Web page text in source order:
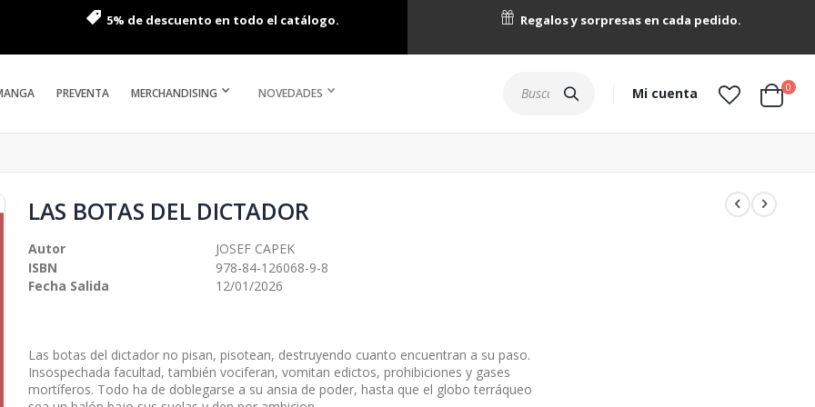
5% de descuento en todo el catálogo. Regalos y sorpresas en cada pedido.
PREVENTA MERCHANDISING NOVEDADES Mi cuenta Cart
0
LAS BOTAS DEL DICTADOR
Autor
JOSEF CAPEK
ISBN
978-84-126068-9-8
Fecha Salida
12/01/2026
Las botas del dictador no pisan, pisotean, destruyendo cuanto encuentran a su paso.
Insospechada facultad, también vociferan, vomitan edictos, prohibiciones y gases
mortíferos. Todo ha de doblegarse a su ansia de poder, hasta que el globo terráqueo